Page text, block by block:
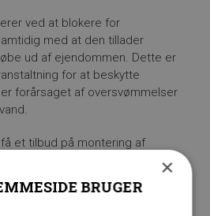
ved at blokere for
med at den tillader
ud af ejendommen. Dette er
for at beskytte
forårsaget af oversvømmelser
et tilbud på montering af
eller andre nærliggende×
BRUGER